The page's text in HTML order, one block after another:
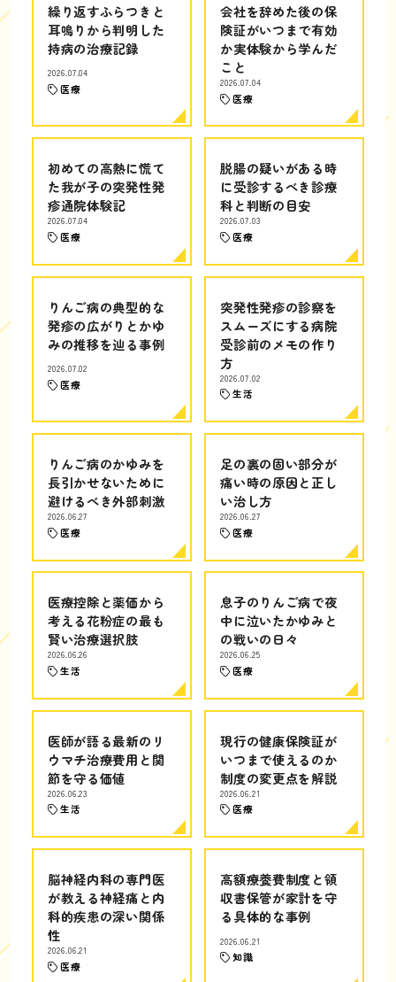
繰り返すふらつきと
耳鳴りから判明した
持病の治療記録
2026.07.04
医療
会社を辞めた後の保
険証がいつまで有効
か実体験から学んだ
こと
2026.07.04
医療
初めての高熱に慌て
た我が子の突発性発
疹通院体験記
2026.07.04
医療
脱腸の疑いがある時
に受診するべき診療
科と判断の目安
2026.07.03
医療
りんご病の典型的な
発疹の広がりとかゆ
みの推移を辿る事例
2026.07.02
医療
突発性発疹の診察を
スムーズにする病院
受診前のメモの作り
方
2026.07.02
生活
りんご病のかゆみを
長引かせないために
避けるべき外部刺激
2026.06.27
医療
足の裏の固い部分が
痛い時の原因と正し
い治し方
2026.06.27
医療
医療控除と薬価から
考える花粉症の最も
賢い治療選択肢
2026.06.26
生活
息子のりんご病で夜
中に泣いたかゆみと
の戦いの日々
2026.06.25
医療
医師が語る最新のリ
ウマチ治療費用と関
節を守る価値
2026.06.23
生活
現行の健康保険証が
いつまで使えるのか
制度の変更点を解説
2026.06.21
医療
脳神経内科の専門医
が教える神経痛と内
科的疾患の深い関係
性
2026.06.21
医療
高額療養費制度と領
収書保管が家計を守
る具体的な事例
2026.06.21
知識